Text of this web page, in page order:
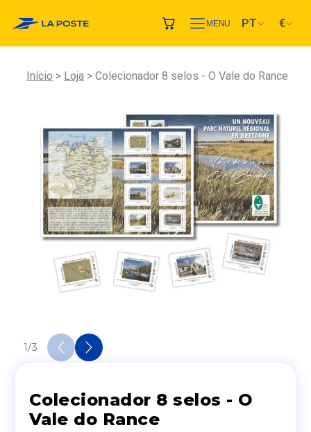
MENU PT €
Início Loja Colecionador 8 selos - O Vale do Rance
1/3
Colecionador 8 selos - O
Vale do Rance